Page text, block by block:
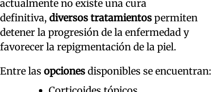
actualmente no existe una cura
definitiva, diversos tratamientos permiten
detener la progresión de la enfermedad y
favorecer la repigmentación de la piel.
Entre las opciones disponibles se encuentran: